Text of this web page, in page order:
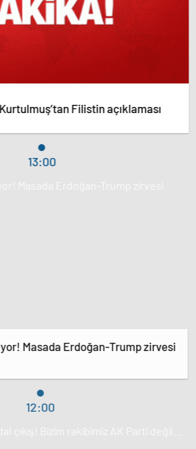
Filistin açıklaması
13:00
Masada Erdoğan-Trump zirvesi
12:00